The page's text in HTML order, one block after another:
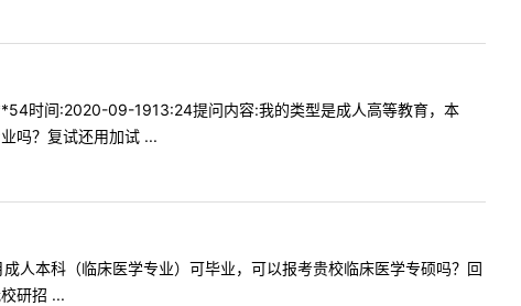
时间:2020-09-1913:24提问内容:我的类型是成人高等教育，本
吗？复试还用加试 ...
本科（临床医学专业）可毕业，可以报考贵校临床医学专硕吗？回
研招 ...